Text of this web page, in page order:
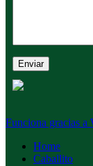
Funciona gracias a
Home
Caballito